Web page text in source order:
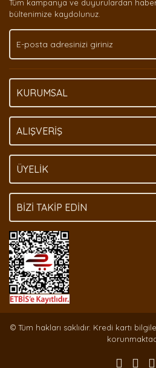
Ürün bilgilerinde hatalar bulunuyor.
Ürün fiyatı diğer sitelerden daha
Bu ürüne benzer farklı alternatifler
Tüm kampanya ve duyurulardan
bültenimize kaydolunuz.
KURUMSAL
ALIŞVERİŞ
ÜYELİK
BİZİ TAKİP EDİN
© Tüm hakları saklıdır. Kredi kartı